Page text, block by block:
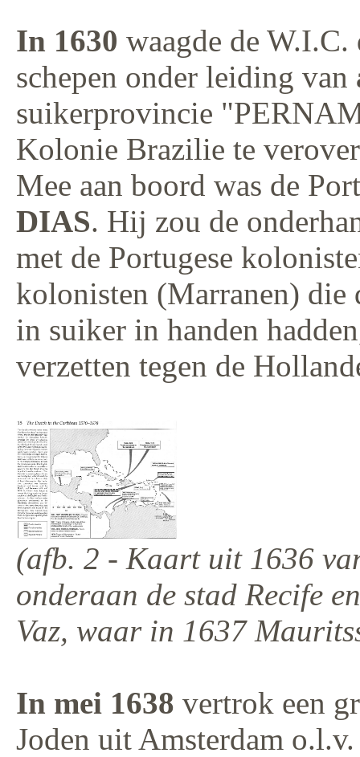
In 1630 waagde de
schepen onder leiding van
suikerprovincie
Kolonie Brazilie te
Mee aan boord was de
DIAS. Hij zou de
met de Portugese
kolonisten (Marranen) die
in suiker in handen
verzetten tegen de
(afb. 2 - Kaart uit 1636
onderaan de stad Recife
Vaz, waar in 1637
In mei 1638 vertrok een
Joden uit Amsterdam